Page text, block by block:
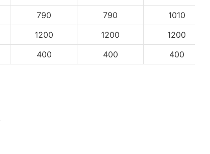
790 790
1010
1200 1200
1200
400 400 400